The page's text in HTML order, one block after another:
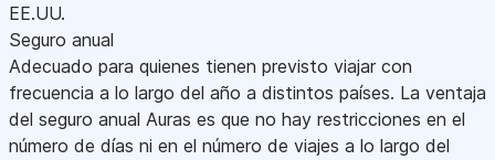
EE.UU.
Seguro anual
Adecuado para quienes tienen previsto viajar con
frecuencia a lo largo del año a distintos países. La ventaja
del seguro anual Auras es que no hay restricciones en el
número de días ni en el número de viajes a lo largo del